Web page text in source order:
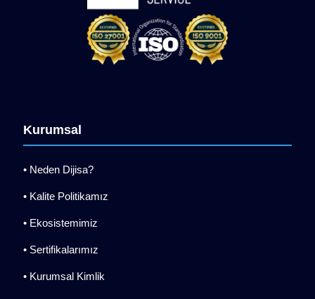
Kurumsal
• Neden Dijisa?
• Kalite Politikamız
• Ekosistemimiz
• Sertifikalarımız
• Kurumsal Kimlik